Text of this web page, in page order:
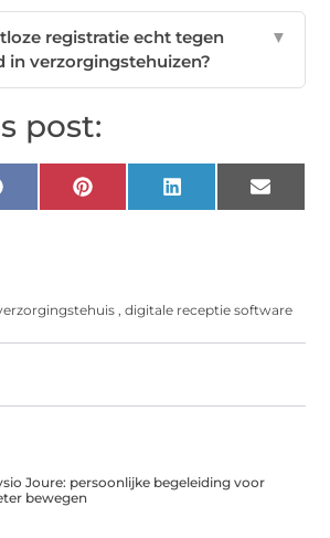
registratie echt tegen
in verzorgingstehuizen?
▼
post:
Facebook Pinterest LinkedIn Email
,digitale receptie software
Joure: persoonlijke begeleiding voor
bewegen